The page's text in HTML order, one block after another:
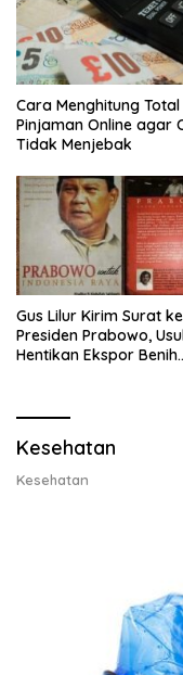
Cara Menghitung
Pinjaman Online agar
Tidak Menjebak
Gus Lilur Kirim Surat ke
Presiden Prabowo,
Hentikan Ekspor Benih
Kesehatan
Kesehatan